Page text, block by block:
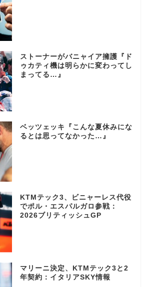
ストーナーがバニャイア擁護『ド
ゥカティ機は明らかに変わってし
まってる…』
ベッツェッキ『こんな夏休みにな
るとは思ってなかった…』
KTMテック3、ビニャーレス代役
でポル・エスパルガロ参戦：
2026ブリティッシュGP
マリーニ決定、KTMテック3と2
年契約：イタリアSKY情報